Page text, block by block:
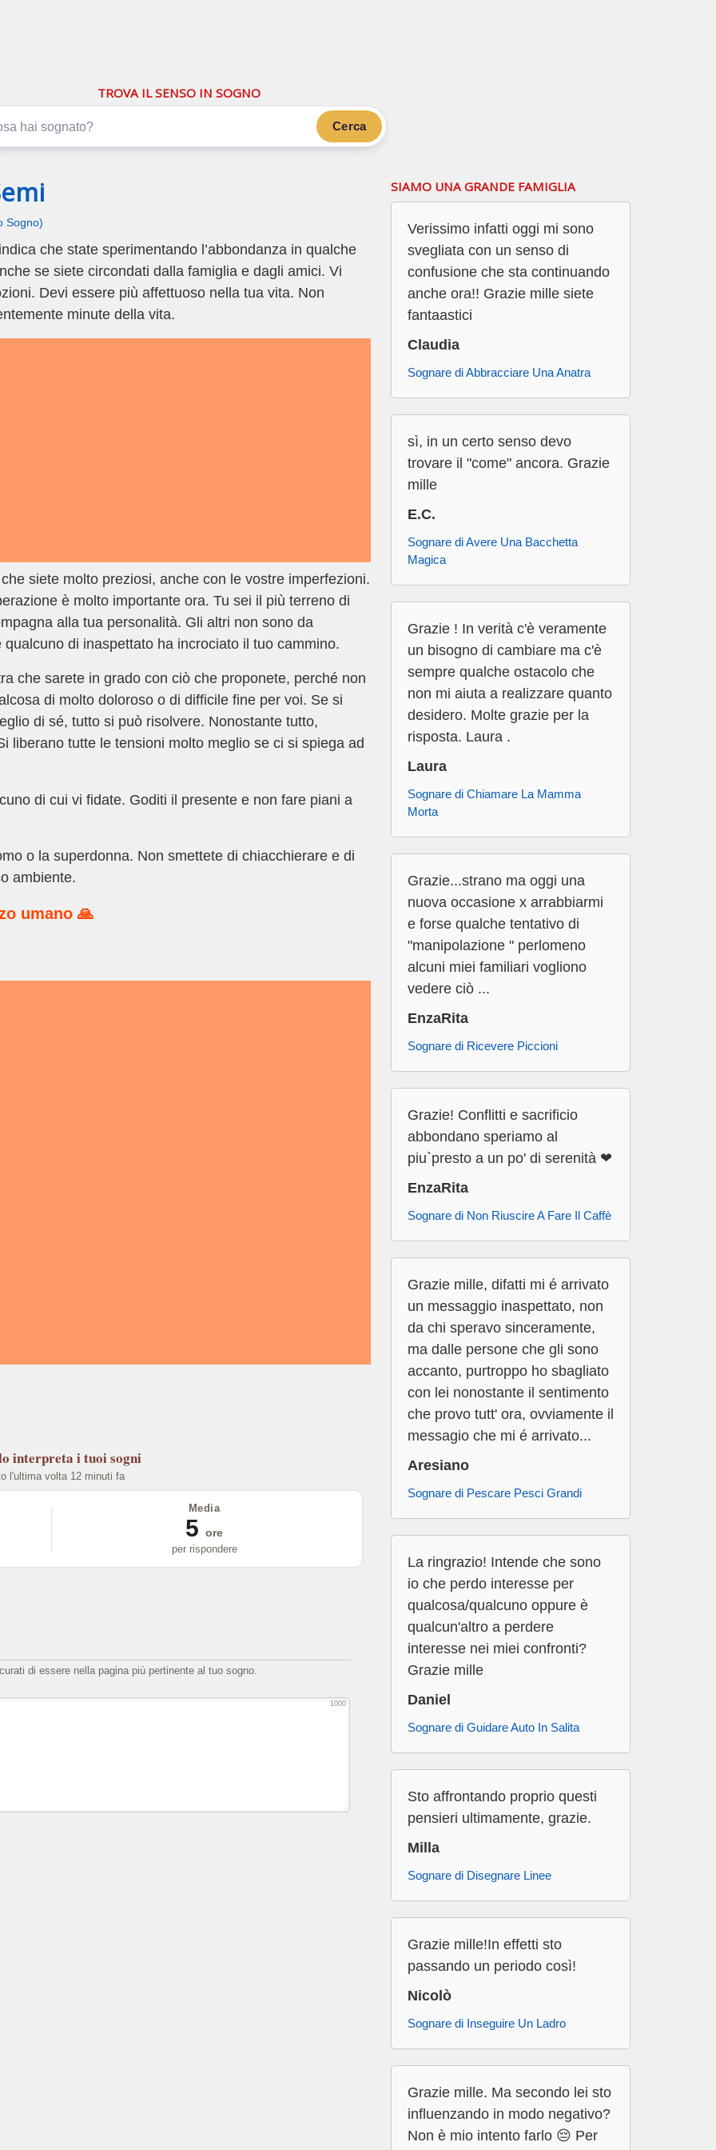
TROVA IL SENSO IN SOGNO
Cerca
Sogno)
indica che state sperimentando l’abbondanza in qualche
se siete circondati dalla famiglia e dagli amici. Vi
Devi essere più affettuoso nella tua vita. Non
minute della vita.
siete molto preziosi, anche con le vostre imperfezioni.
è molto importante ora. Tu sei il più terreno di
alla tua personalità. Gli altri non sono da
di inaspettato ha incrociato il tuo cammino.
che sarete in grado con ciò che proponete, perché non
di molto doloroso o di difficile fine per voi. Se si
di sé, tutto si può risolvere. Nonostante tutto,
liberano tutte le tensioni molto meglio se ci si spiega ad
di cui vi fidate. Goditi il presente e non fare piani a
o la superdonna. Non smettete di chiacchierare e di
ambiente.
umano 🙏
interpreta i tuoi sogni
l'ultima volta 12 minuti fa
Media
5 ore
per rispondere
di essere nella pagina più pertinente al tuo sogno.
1000
SIAMO UNA GRANDE FAMIGLIA
Verissimo infatti oggi mi sono
svegliata con un senso di
confusione che sta continuando
anche ora!! Grazie mille siete
fantaastici
Claudia
Sognare di Abbracciare Una Anatra
sì, in un certo senso devo
trovare il "come" ancora. Grazie
mille
E.C.
Sognare di Avere Una Bacchetta
Magica
Grazie ! In verità c'è veramente
un bisogno di cambiare ma c'è
sempre qualche ostacolo che
non mi aiuta a realizzare quanto
desidero. Molte grazie per la
risposta. Laura .
Laura
Sognare di Chiamare La Mamma
Morta
Grazie...strano ma oggi una
nuova occasione x arrabbiarmi
e forse qualche tentativo di
"manipolazione " perlomeno
alcuni miei familiari vogliono
vedere ciò ...
EnzaRita
Sognare di Ricevere Piccioni
Grazie! Conflitti e sacrificio
abbondano speriamo al
piu`presto a un po' di serenità ❤
EnzaRita
Sognare di Non Riuscire A Fare Il Caffè
Grazie mille, difatti mi é arrivato
un messaggio inaspettato, non
da chi speravo sinceramente,
ma dalle persone che gli sono
accanto, purtroppo ho sbagliato
con lei nonostante il sentimento
che provo tutt' ora, ovviamente il
messagio che mi é arrivato...
Aresiano
Sognare di Pescare Pesci Grandi
La ringrazio! Intende che sono
io che perdo interesse per
qualcosa/qualcuno oppure è
qualcun'altro a perdere
interesse nei miei confronti?
Grazie mille
Daniel
Sognare di Guidare Auto In Salita
Sto affrontando proprio questi
pensieri ultimamente, grazie.
Milla
Sognare di Disegnare Linee
Grazie mille!In effetti sto
passando un periodo così!
Nicolò
Sognare di Inseguire Un Ladro
Grazie mille. Ma secondo lei sto
influenzando in modo negativo?
Non è mio intento farlo 😔 Per